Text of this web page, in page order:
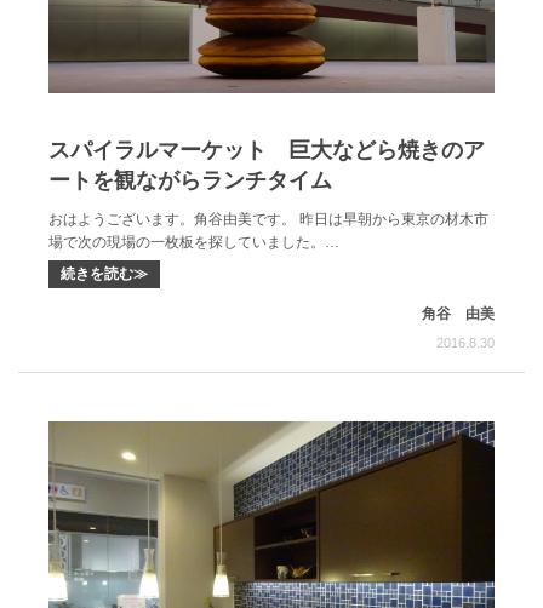
スパイラルマーケット 巨大などら焼きのア
ートを観ながらランチタイム
おはようございます。角谷由美です。 昨日は早朝から東京の材木市
場で次の現場の一枚板を探していました。…
続きを読む≫
角谷 由美
2016.8.30